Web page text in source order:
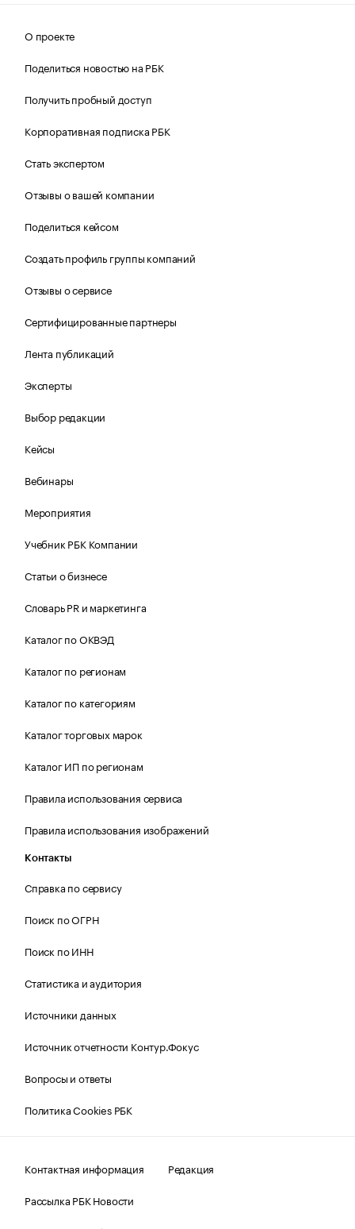
О проекте
Поделиться новостью на РБК
Получить пробный доступ
Корпоративная подписка РБК
Стать экспертом
Отзывы о вашей компании
Поделиться кейсом
Создать профиль группы компаний
Отзывы о сервисе
Сертифицированные партнеры
Лента публикаций
Эксперты
Выбор редакции
Кейсы
Вебинары
Мероприятия
Учебник РБК Компании
Статьи о бизнесе
Словарь PR и маркетинга
Каталог по ОКВЭД
Каталог по регионам
Каталог по категориям
Каталог торговых марок
Каталог ИП по регионам
Правила использования сервиса
Правила использования изображений
Контакты
Справка по сервису
Поиск по ОГРН
Поиск по ИНН
Статистика и аудитория
Источники данных
Источник отчетности Контур.Фокус
Вопросы и ответы
Политика Cookies РБК
Контактная информация
Редакция
Рассылка РБК Новости